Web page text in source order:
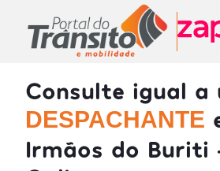
Consulte igual a
DESPACHANTE
Irmãos do Buriti